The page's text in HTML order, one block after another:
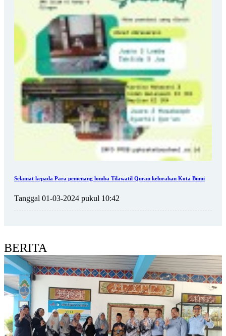
Selamat kepada Para pemenang lomba Tilawatil Quran kelurahan Kota Bumi
Tanggal 01-03-2024 pukul 10:42
BERITA